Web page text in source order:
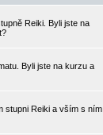
Reiki. Byli jste na
Byli jste na kurzu a
stupni Reiki a vším s ním